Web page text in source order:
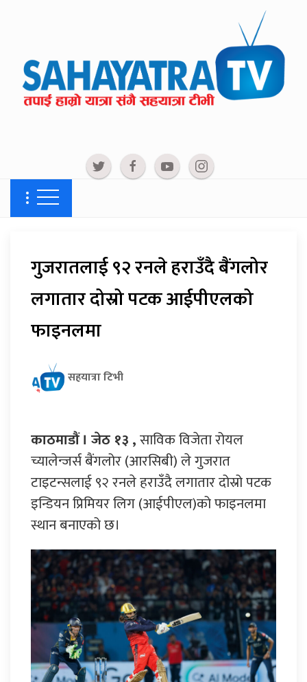
गुजरातलाई ९२ रनले हराउँदै बैंगलोर
लगातार दोस्रो पटक आईपीएलको
फाइनलमा
सहयात्रा टिभी
काठमाडौं । जेठ १३ ,साविक विजेता रोयल
च्यालेन्जर्स बैंगलोर (आरसिबी) ले गुजरात
टाइटन्सलाई ९२ रनले हराउँदै लगातार दोस्रो पटक
इन्डियन प्रिमियर लिग (आईपीएल)को फाइनलमा
स्थान बनाएको छ।